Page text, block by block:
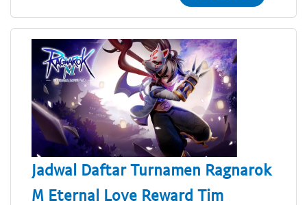
Jadwal Daftar Turnamen Ragnarok
M Eternal Love Reward Tim